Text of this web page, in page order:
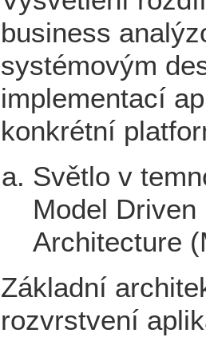
business
systémovým
implementací
konkrétní
Světlo v
Model Driven
Architecture
Základní
rozvrstvení